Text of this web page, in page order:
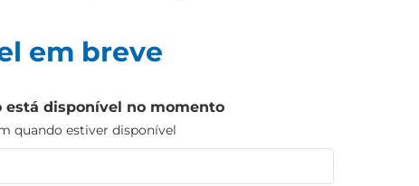
em breve
está disponível no momento
quando estiver disponível